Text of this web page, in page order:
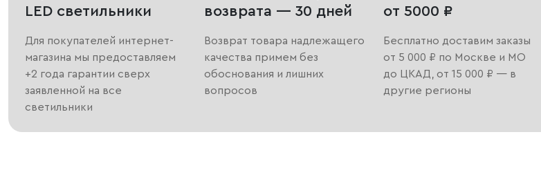
LED светильники
Для покупателей интернет-
магазина мы предоставляем
+2 года гарантии сверх
заявленной на все
светильники
возврата — 30 дней
Возврат товара надлежащего
качества примем без
обоснования и лишних
вопросов
от 5000 ₽
Бесплатно доставим заказы
от 5 000 ₽ по Москве и МО
до ЦКАД, от 15 000 ₽ — в
другие регионы